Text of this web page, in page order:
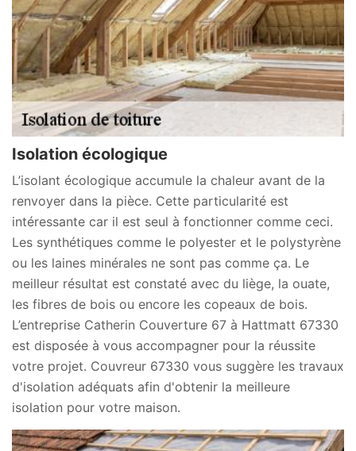
Isolation écologique
L’isolant écologique accumule la chaleur avant de la
renvoyer dans la pièce. Cette particularité est
intéressante car il est seul à fonctionner comme ceci.
Les synthétiques comme le polyester et le polystyrène
ou les laines minérales ne sont pas comme ça. Le
meilleur résultat est constaté avec du liège, la ouate,
les fibres de bois ou encore les copeaux de bois.
L’entreprise Catherin Couverture 67 à Hattmatt 67330
est disposée à vous accompagner pour la réussite
votre projet. Couvreur 67330 vous suggère les travaux
d'isolation adéquats afin d'obtenir la meilleure
isolation pour votre maison.